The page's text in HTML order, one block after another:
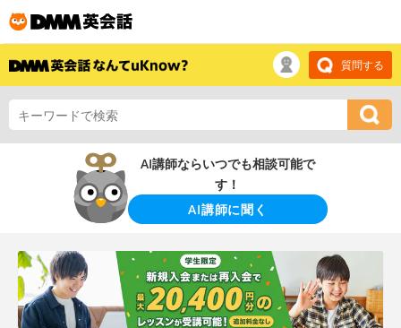
質問する
AI講師ならいつでも相談可能で
す！
AI講師に聞く